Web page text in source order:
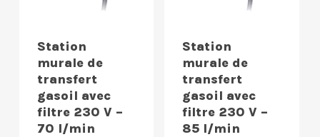
Station
murale de
transfert
gasoil avec
filtre 230 V –
70 l/min
Station
murale de
transfert
gasoil avec
filtre 230 V –
85 l/min